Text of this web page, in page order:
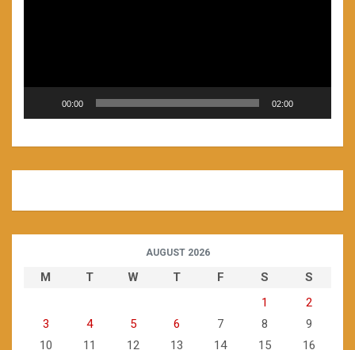
00:00 02:00
AUGUST 2026
M T W T F S
S
1
2
3
4 5 6 7 8
9
10
11 12 13 14 15 16